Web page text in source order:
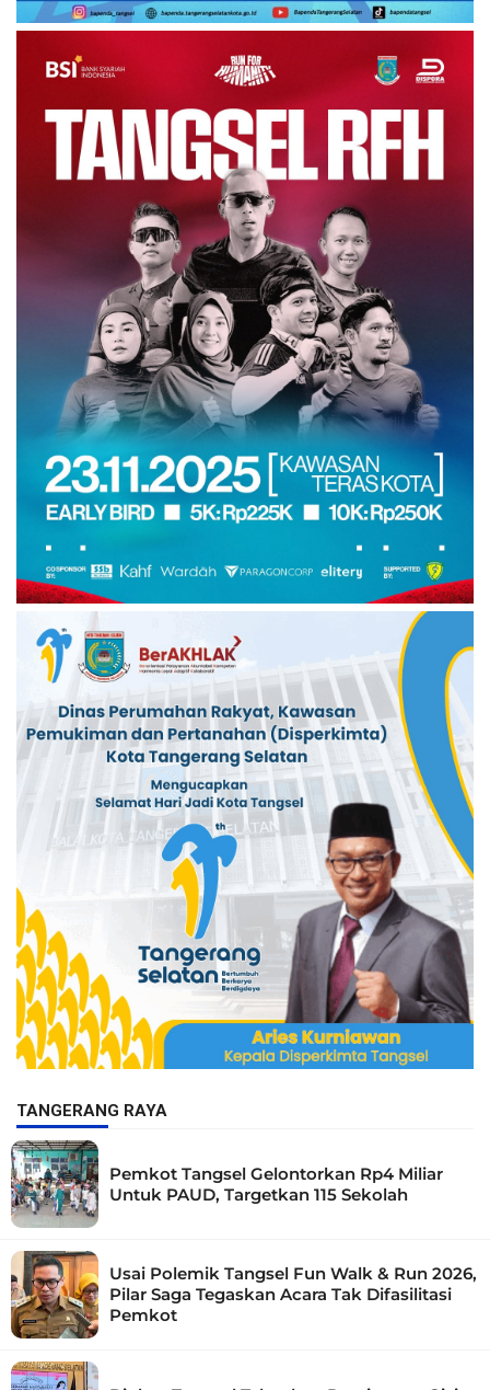
TANGERANG RAYA
Pemkot Tangsel Gelontorkan Rp4 Miliar
Untuk PAUD, Targetkan 115 Sekolah
Usai Polemik Tangsel Fun Walk & Run 2026,
Pilar Saga Tegaskan Acara Tak Difasilitasi
Pemkot